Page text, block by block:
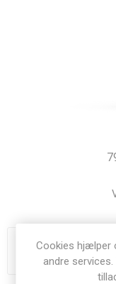
Du skal
Cookies hjælper
andre